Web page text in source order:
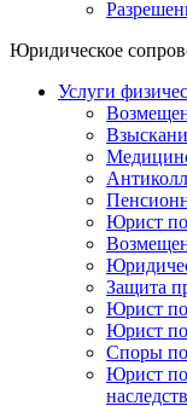
Юридическое
Услуги
Юрист
Защита
Юрист
Юрист
Споры
Юрист